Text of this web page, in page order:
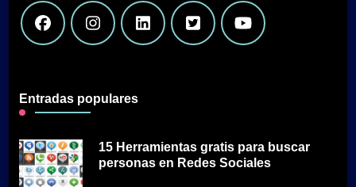
Entradas populares
15 Herramientas gratis para buscar
personas en Redes Sociales